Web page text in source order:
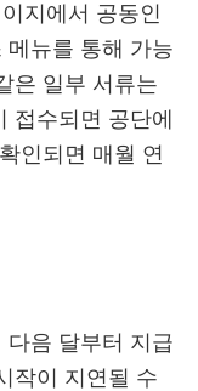
지에서 공동인
메뉴를 통해 가능
은 일부 서류는
접수되면 공단에
인되면 매월 연
다음 달부터 지급
작이 지연될 수